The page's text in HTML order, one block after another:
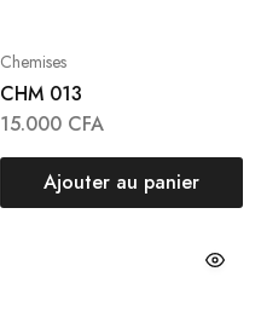
Chemises
CHM 013
15.000 CFA
Ajouter au panier